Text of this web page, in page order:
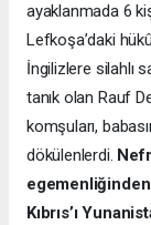
ayaklanmada 6
Lefkoşa’daki
İngilizlere silahlı
tanık olan Rauf
komşuları,
dökülenlerdi.
egemenliğinden
Kıbrıs’ı